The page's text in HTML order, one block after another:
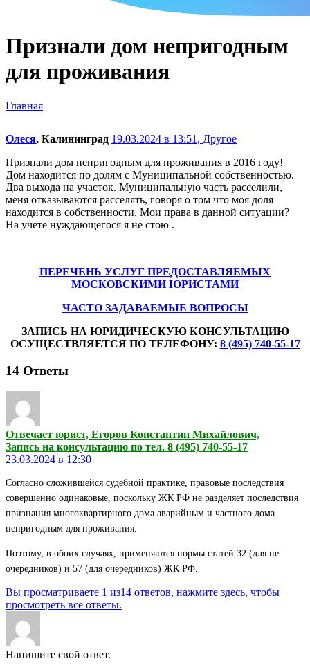
Признали дом непригодным
для проживания
Главная
Олеся, Калининград 19.03.2024 в 13:51, Другое
Признали дом непригодным для проживания в 2016 году!
Дом находится по долям с Муниципальной собственностью.
Два выхода на участок. Муниципальную часть расселили,
меня отказываются расселять, говоря о том что моя доля
находится в собственности. Мои права в данной ситуации?
На учете нуждающегося я не стою .
ПЕРЕЧЕНЬ УСЛУГ ПРЕДОСТАВЛЯЕМЫХ
МОСКОВСКИМИ ЮРИСТАМИ
ЧАСТО ЗАДАВАЕМЫЕ ВОПРОСЫ
ЗАПИСЬ НА ЮРИДИЧЕСКУЮ КОНСУЛЬТАЦИЮ
ОСУЩЕСТВЛЯЕТСЯ ПО ТЕЛЕФОНУ: 8 (495) 740-55-17
14 Ответы
Отвечает юрист, Егоров Константин Михайлович,
Запись на консультацию по тел. 8 (495) 740-55-17
23.03.2024 в 12:30
Согласно сложившейся судебной практике, правовые последствия
совершенно одинаковые, поскольку ЖК РФ не разделяет последствия
признания многоквартирного дома аварийным и частного дома
непригодным для проживания.
Поэтому, в обоих случаях, применяются нормы статей 32 (для не
очередников) и 57 (для очередников) ЖК РФ.
Вы просматриваете 1 из14 ответов, нажмите здесь, чтобы
просмотреть все ответы.
Напишите свой ответ.